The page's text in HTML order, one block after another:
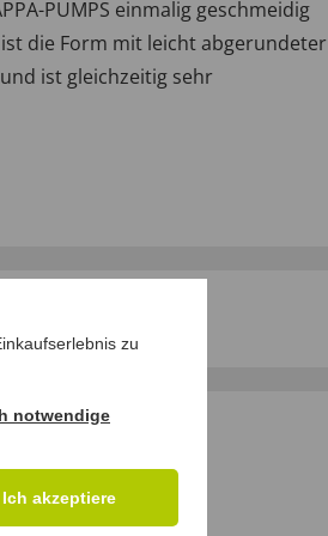
PUMPS einmalig geschmeidig
die Form mit leicht abgerundeter
ist gleichzeitig sehr
zu
notwendige
Ich akzeptiere